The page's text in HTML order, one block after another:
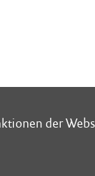
der
der